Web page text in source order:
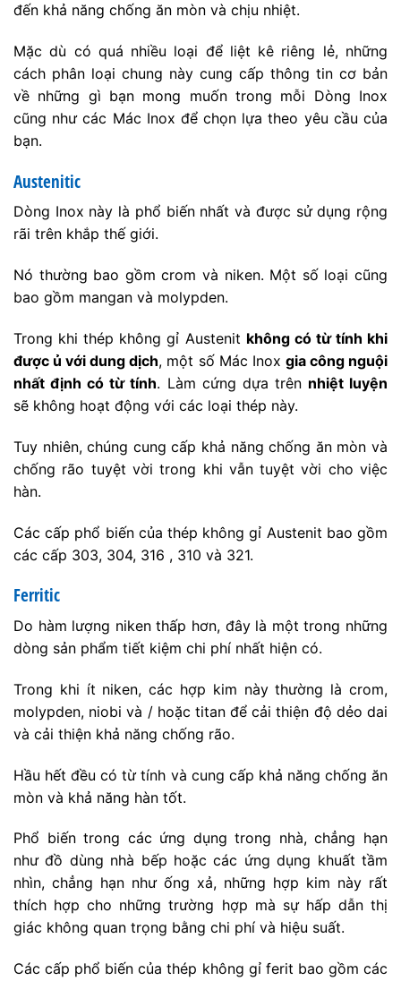
đến khả năng chống ăn mòn và chịu nhiệt.
Mặc dù có quá nhiều loại để liệt kê riêng lẻ, những
cách phân loại chung này cung cấp thông tin cơ bản
về những gì bạn mong muốn trong mỗi Dòng Inox
cũng như các Mác Inox để chọn lựa theo yêu cầu của
bạn.
Austenitic
Dòng Inox này là phổ biến nhất và được sử dụng rộng
rãi trên khắp thế giới.
Nó thường bao gồm crom và niken. Một số loại cũng
bao gồm mangan và molypden.
Trong khi thép không gỉ Austenit không có từ tính khi
được ủ với dung dịch, một số Mác Inox gia công nguội
nhất định có từ tính. Làm cứng dựa trên nhiệt luyện
sẽ không hoạt động với các loại thép này.
Tuy nhiên, chúng cung cấp khả năng chống ăn mòn và
chống rão tuyệt vời trong khi vẫn tuyệt vời cho việc
hàn.
Các cấp phổ biến của thép không gỉ Austenit bao gồm
các cấp 303, 304, 316 , 310 và 321.
Ferritic
Do hàm lượng niken thấp hơn, đây là một trong những
dòng sản phẩm tiết kiệm chi phí nhất hiện có.
Trong khi ít niken, các hợp kim này thường là crom,
molypden, niobi và / hoặc titan để cải thiện độ dẻo dai
và cải thiện khả năng chống rão.
Hầu hết đều có từ tính và cung cấp khả năng chống ăn
mòn và khả năng hàn tốt.
Phổ biến trong các ứng dụng trong nhà, chẳng hạn
như đồ dùng nhà bếp hoặc các ứng dụng khuất tầm
nhìn, chẳng hạn như ống xả, những hợp kim này rất
thích hợp cho những trường hợp mà sự hấp dẫn thị
giác không quan trọng bằng chi phí và hiệu suất.
Các cấp phổ biến của thép không gỉ ferit bao gồm các